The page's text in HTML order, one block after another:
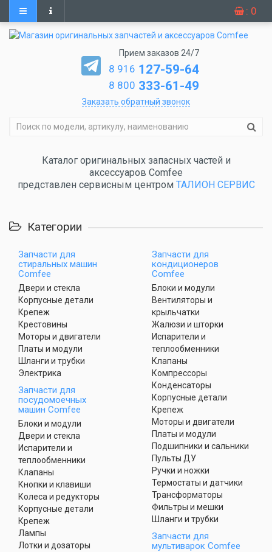
: 0
Прием заказов 24/7
8 916 127-59-64
8 800 333-61-49
Заказать обратный звонок
Каталог оригинальных запасных частей и
аксессуаров Comfee
представлен сервисным центром ТАЛИОН СЕРВИС
Категории
Запчасти для
стиральных машин
Comfee
Двери и стекла
Корпусные детали
Крепеж
Крестовины
Моторы и двигатели
Платы и модули
Шланги и трубки
Электрика
Запчасти для
посудомоечных
машин Comfee
Блоки и модули
Двери и стекла
Испарители и
теплообменники
Клапаны
Кнопки и клавиши
Колеса и редукторы
Корпусные детали
Крепеж
Лампы
Лотки и дозаторы
Запчасти для
кондиционеров
Comfee
Блоки и модули
Вентиляторы и
крыльчатки
Жалюзи и шторки
Испарители и
теплообменники
Клапаны
Компрессоры
Конденсаторы
Корпусные детали
Крепеж
Моторы и двигатели
Платы и модули
Подшипники и сальники
Пульты ДУ
Ручки и ножки
Термостаты и датчики
Трансформаторы
Фильтры и мешки
Шланги и трубки
Запчасти для
мультиварок Comfee